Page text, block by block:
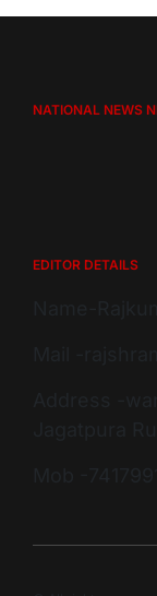
NATIONAL NEWS
EDITOR DETAILS